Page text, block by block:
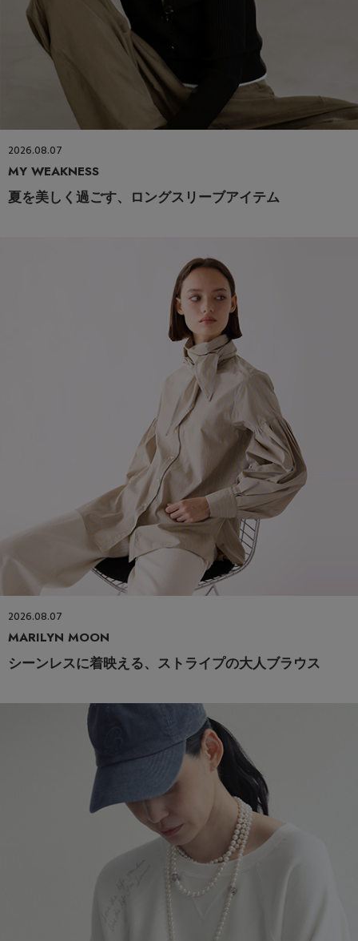
2026.08.07
MY WEAKNESS
夏を美しく過ごす、ロングスリーブアイテム
2026.08.07
MARILYN MOON
シーンレスに着映える、ストライプの大人ブラウス